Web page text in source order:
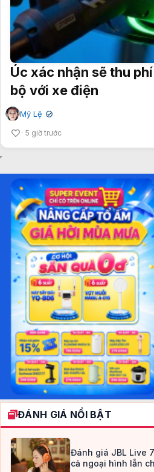
Úc xác nhận sẽ thu
bộ với xe điện
Mỹ Lệ ✔
5 giờ trước
ĐÁNH GIÁ NỔI BẬT
Đánh giá JBL Live
cả ngoại hình lẫn